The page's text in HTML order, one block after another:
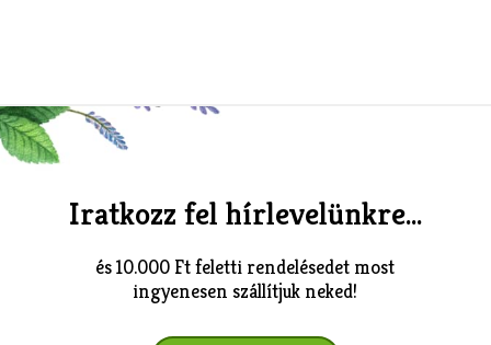
Iratkozz fel hírlevelünkre...
és 10.000 Ft feletti rendelésedet most
ingyenesen szállítjuk neked!